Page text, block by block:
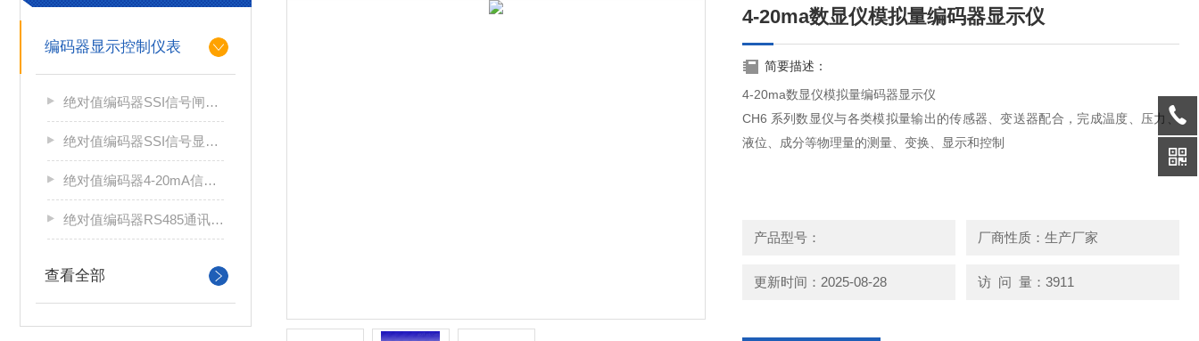
编码器显示控制仪表
绝对值编码器SSI信号闸门开度仪GP1312RL/XH
绝对值编码器SSI信号显示仪表GP1312RL/CH
绝对值编码器4-20mA信号显示仪表CH6
绝对值编码器RS485通讯信号数显表XSDU
查看全部
4-20ma数显仪模拟量编码器显示仪
简要描述：
4-20ma数显仪模拟量编码器显示仪
CH6 系列数显仪与各类模拟量输出的传感器、变送器配合，完成温度、压力、
液位、成分等物理量的测量、变换、显示和控制
产品型号： 厂商性质：生产厂家
更新时间：2025-08-28 访 问 量：3911